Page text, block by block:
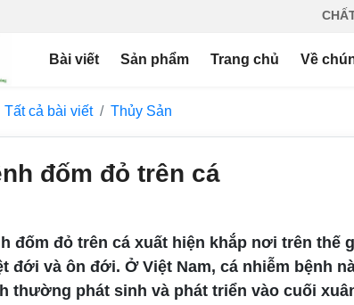
Bài viết Sản phẩm Trang chủ Về
Tất cả bài viết Thủy Sản
đốm đỏ trên cá
đốm đỏ trên cá xuất hiện khắp nơi trên thế
đới và ôn đới. Ở Việt Nam, cá nhiễm bệnh
thường phát sinh và phát triển vào cuối